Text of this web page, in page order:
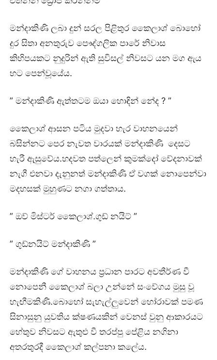
මන්දාකිණි ලබා දුන් සරල පිළිතුර කෛලාශ් බොහෝ
දුර සිතා අනතුරුව පෞද්ගලික පාරේ නිවාස
කිහිපයකට නුදුරින් ඇති සුවිසල් නිවසට යන මග ඇය
හට පෙන්වූයේය.
” මන්දාකිණි ඇත්තටම ඔයා හොඳින් නේද ? ”
කෛලාශ් ආසන පටිය මුදවා හැර වාහනයෙන්
බසින්නට පෙර නැවත වාරයක් මන්දාකිණි දෙසට
හැරී ඇසුවේය.හදවත පත්ලෙන් කුමක්දෝ වේදනාවක්
නැගී එනවා දැනුනත් මන්දාකිණි ඒ වගක් නොපෙන්වා
මදහසක් මුහුණට නගා ගත්තාය.
” ඔව් මිස්ටර් කෛලාශ්.ගුඩ් නයිට් ”
” ගුඩ්නයිට් මන්දාකිණි ”
මන්දාකිණි ගේ වාහනය ප්‍රධාන පාරට අවතීර්ණ වී
නොපෙනී කෛලාශ් බලා උන්නේ සංවේගය මුසු වූ
හැඟීමකිණි.බොහෝ සැහැල්ලුවෙන් හෝරාවක් පමණ
සිනාසුනු යුවතිය ක්ෂණයකින් වෙනස් වුනු ආකාරයට
හේතුව නිවසට ඇතුළු වී තරප්පු පේළිය නගිනා
අතරතුරදී කෛලාශ් කල්පනා කලේය.